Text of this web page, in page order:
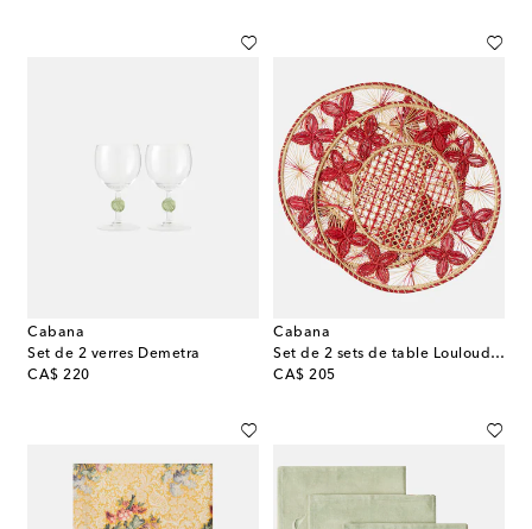
Cabana
Set de 2 verres Demetra
CA$ 220
original price
Cabana
Set de 2 sets de table Louloudi en osier
CA$ 205
original price